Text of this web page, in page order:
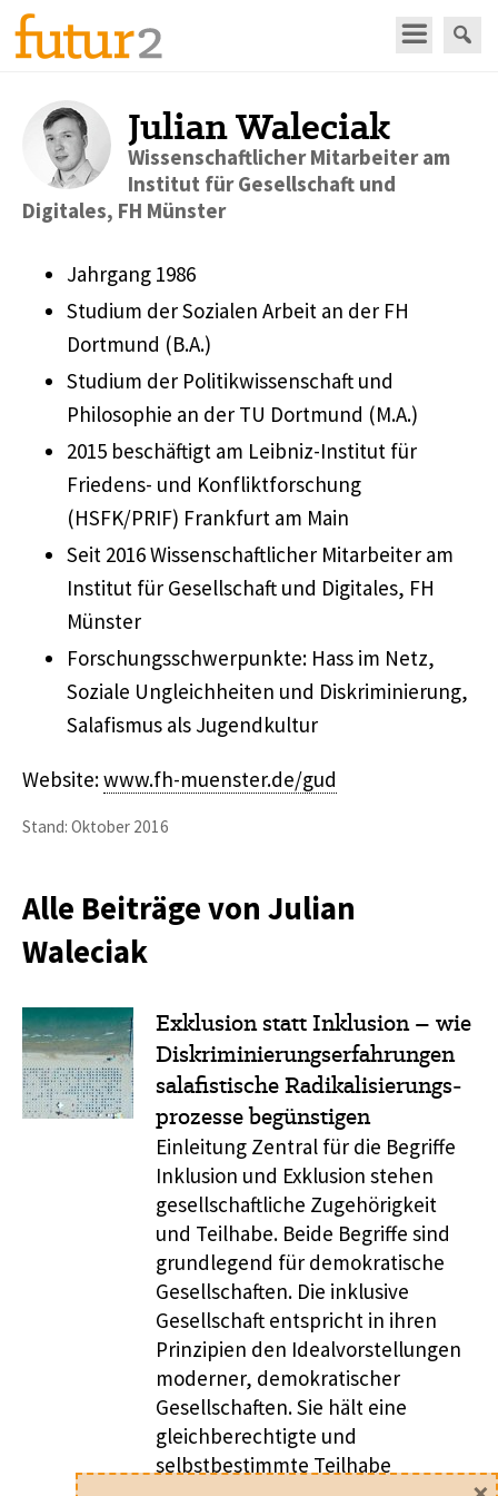
Julian Waleciak
Wissenschaftlicher Mitarbeiter am
Institut für Gesellschaft und
Digitales, FH Münster
Jahrgang 1986
Studium der Sozialen Arbeit an der FH
Dortmund (B.A.)
Studium der Politikwissenschaft und
Philosophie an der TU Dortmund (M.A.)
2015 beschäftigt am Leibniz-Institut für
Friedens- und Konfliktforschung
(HSFK/PRIF) Frankfurt am Main
Seit 2016 Wissenschaftlicher Mitarbeiter am
Institut für Gesellschaft und Digitales, FH
Münster
Forschungsschwerpunkte: Hass im Netz,
Soziale Ungleichheiten und Diskriminierung,
Salafismus als Jugendkultur
Website:www.fh-muenster.de/gud
Stand: Oktober 2016
Alle Beiträge von Julian
Waleciak
Exklusion statt Inklusion – wie
Diskriminierungserfahrungen
salafistische Radikalisierungs­
prozesse begünstigen
Einleitung Zentral für die Begriffe
Inklusion und Exklusion stehen
gesellschaftliche Zugehörigkeit
und Teilhabe. Beide Begriffe sind
grundlegend für demokratische
Gesellschaften. Die inklusive
Gesellschaft entspricht in ihren
Prinzipien den Idealvorstellungen
moderner, demokratischer
Gesellschaften. Sie hält eine
gleichberechtigte und
selbstbestimmte Teilhabe